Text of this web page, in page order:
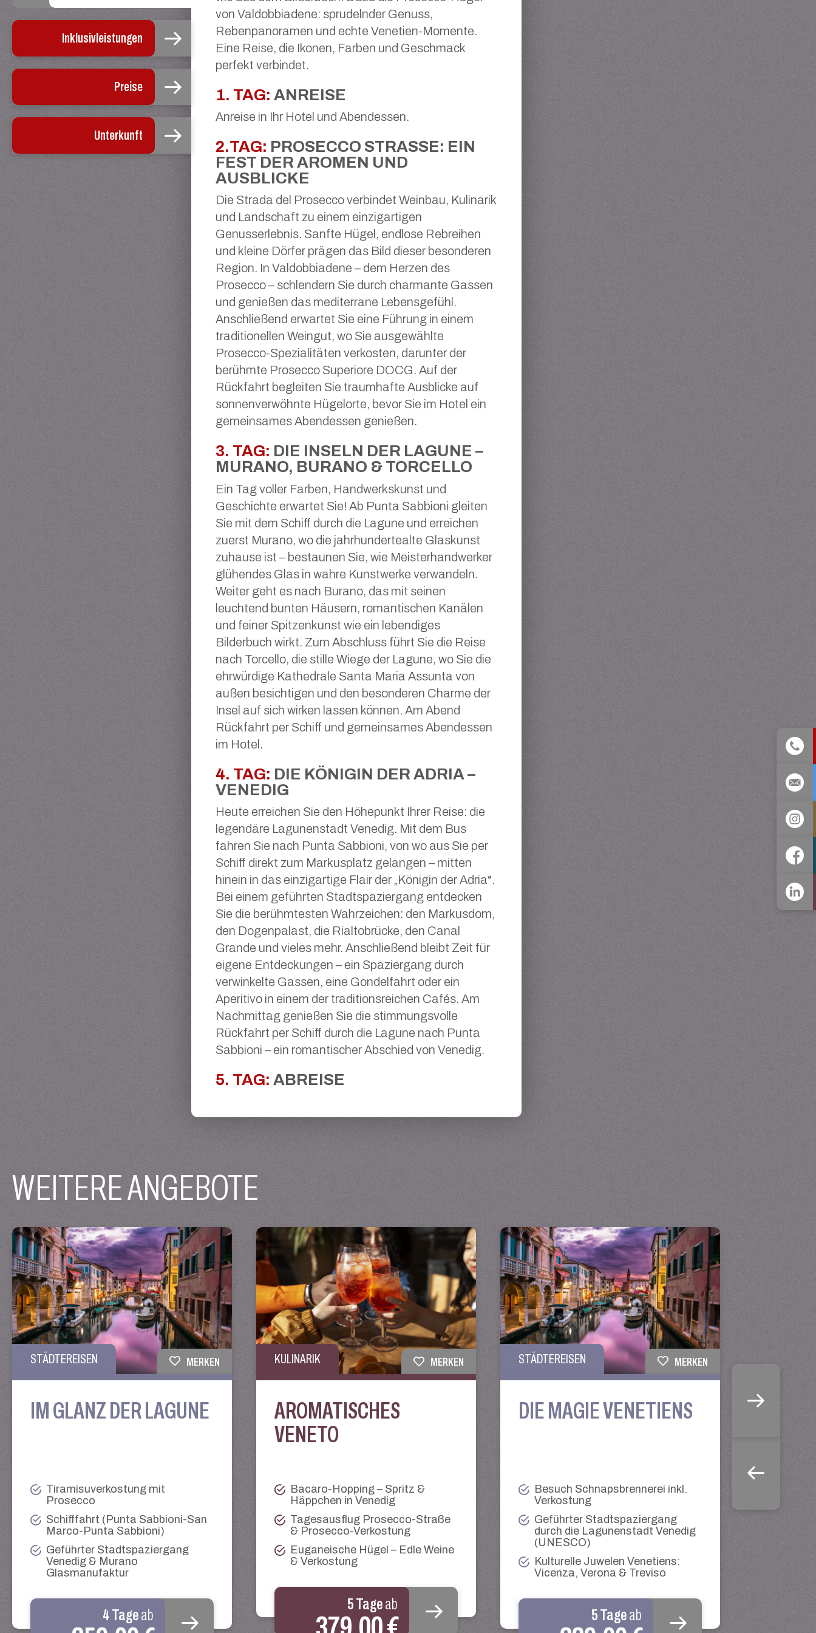
Inklusivleistungen
Preise
Unterkunft
von Valdobbiadene: sprudelnder Genuss,
Rebenpanoramen und echte Venetien-Momente.
Eine Reise, die Ikonen, Farben und Geschmack
perfekt verbindet.
1. TAG:ANREISE
Anreise in Ihr Hotel und Abendessen.
2.TAG: PROSECCO STRASSE: EIN F
EST DER AROMEN UND A
USBLICKE
Die Strada del Prosecco verbindet Weinbau, Kulinarik
und Landschaft zu einem einzigartigen
Genusserlebnis. Sanfte Hügel, endlose Rebreihen
und kleine Dörfer prägen das Bild dieser besonderen
Region. In Valdobbiadene – dem Herzen des
Prosecco – schlendern Sie durch charmante Gassen
und genießen das mediterrane Lebensgefühl.
Anschließend erwartet Sie eine Führung in einem
traditionellen Weingut, wo Sie ausgewählte
Prosecco-Spezialitäten verkosten, darunter der
berühmte Prosecco Superiore DOCG. Auf der
Rückfahrt begleiten Sie traumhafte Ausblicke auf
sonnenverwöhnte Hügelorte, bevor Sie im Hotel ein
gemeinsames Abendessen genießen.
3. TAG: DIE INSELN DER LAGUNE –
MURANO, BURANO & TORCELLO
Ein Tag voller Farben, Handwerkskunst und
Geschichte erwartet Sie! Ab Punta Sabbioni gleiten
Sie mit dem Schiff durch die Lagune und erreichen
zuerst Murano, wo die jahrhundertealte Glaskunst
zuhause ist – bestaunen Sie, wie Meisterhandwerker
glühendes Glas in wahre Kunstwerke verwandeln.
Weiter geht es nach Burano, das mit seinen
leuchtend bunten Häusern, romantischen Kanälen
und feiner Spitzenkunst wie ein lebendiges
Bilderbuch wirkt. Zum Abschluss führt Sie die Reise
nach Torcello, die stille Wiege der Lagune, wo Sie die
ehrwürdige Kathedrale Santa Maria Assunta von
außen besichtigen und den besonderen Charme der
Insel auf sich wirken lassen können. Am Abend
Rückfahrt per Schiff und gemeinsames Abendessen
im Hotel.
4. TAG: DIE KÖNIGIN DER ADRIA –
VENEDIG
Heute erreichen Sie den Höhepunkt Ihrer Reise: die
legendäre Lagunenstadt Venedig. Mit dem Bus
fahren Sie nach Punta Sabbioni, von wo aus Sie per
Schiff direkt zum Markusplatz gelangen – mitten
hinein in das einzigartige Flair der „Königin der Adria“.
Bei einem geführten Stadtspaziergang entdecken
Sie die berühmtesten Wahrzeichen: den Markusdom,
den Dogenpalast, die Rialtobrücke, den Canal
Grande und vieles mehr. Anschließend bleibt Zeit für
eigene Entdeckungen – ein Spaziergang durch
verwinkelte Gassen, eine Gondelfahrt oder ein
Aperitivo in einem der traditionsreichen Cafés. Am
Nachmittag genießen Sie die stimmungsvolle
Rückfahrt per Schiff durch die Lagune nach Punta
Sabbioni – ein romantischer Abschied von Venedig.
5. TAG:ABREISE
WEITERE ANGEBOTE
STÄDTEREISEN MERKEN
IM GLANZ DER LAGUNE
Tiramisuverkostung mit
Prosecco
Schifffahrt (Punta Sabbioni-San
Marco-Punta Sabbioni)
Geführter Stadtspaziergang
Venedig & Murano
Glasmanufaktur
4 Tageab
KULINARIK MERKEN
AROMATISCHES
VENETO
Bacaro-Hopping – Spritz &
Häppchen in Venedig
Tagesausflug Prosecco-Straße
& Prosecco-Verkostung
Euganeische Hügel – Edle Weine
& Verkostung
5 Tageab
STÄDTEREISEN MERKEN
DIE MAGIE VENETIENS
Besuch Schnapsbrennerei inkl.
Verkostung
Geführter Stadtspaziergang
durch die Lagunenstadt Venedig
(UNESCO)
Kulturelle Juwelen Venetiens:
Vicenza, Verona & Treviso
5 Tageab